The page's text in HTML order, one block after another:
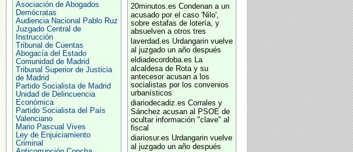
Asociación de Abogados
Demócratas
Audiencia Nacional Pablo Ruz
Juzgado Central de
Instrucción
Tribunal de Cuentas
Abogacía del Estado
Comunidad de Madrid
Tribunal Superior de Justicia
de Madrid
Partido Socialista de Madrid
Unidad de Delincuencia
Económica
Partido Socialista del País
Valenciano
Mario Pascual Vives
Ley de Enjuiciamiento
Criminal
20minutos.es Condenan a un
acusado por el caso 'Nilo',
sobre estafas de lotería, y
absuelven a otros tres
laverdad.es Urdangarin vuelve
al juzgado un año después
eldiadecordoba.es La
alcaldesa de Rota y su
antecesor acusan a los
socialistas por los convenios
urbanísticos
diariodecadiz.es Corrales y
Sánchez acusan al PSOE de
ocultar información "clave" al
fiscal
diariosur.es Urdangarin vuelve
al juzgado un año después